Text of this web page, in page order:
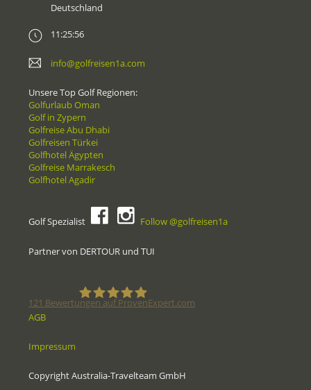
Deutschland
11:25:56
info@golfreisen1a.com
Unsere Top Golf Regionen:
Golfurlaub Oman
Golf in Zypern
Golfreise Abu Dhabi
Golfreisen Türkei
Golfhotel Ägypten
Golfreise Marrakesch
Golfhotel Agadir
Golf Spezialist Follow @golfreisen1a
Partner von DERTOUR und TUI
Spezialisten
121 Bewertungen auf ProvenExpert.com
AGB
Impressum
Copyright Australia-Travelteam GmbH